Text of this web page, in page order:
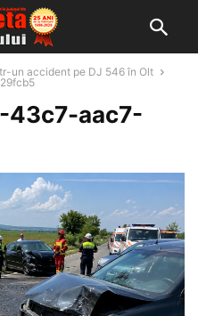
un accident pe DJ 546 în Olt
43c7-aac7-